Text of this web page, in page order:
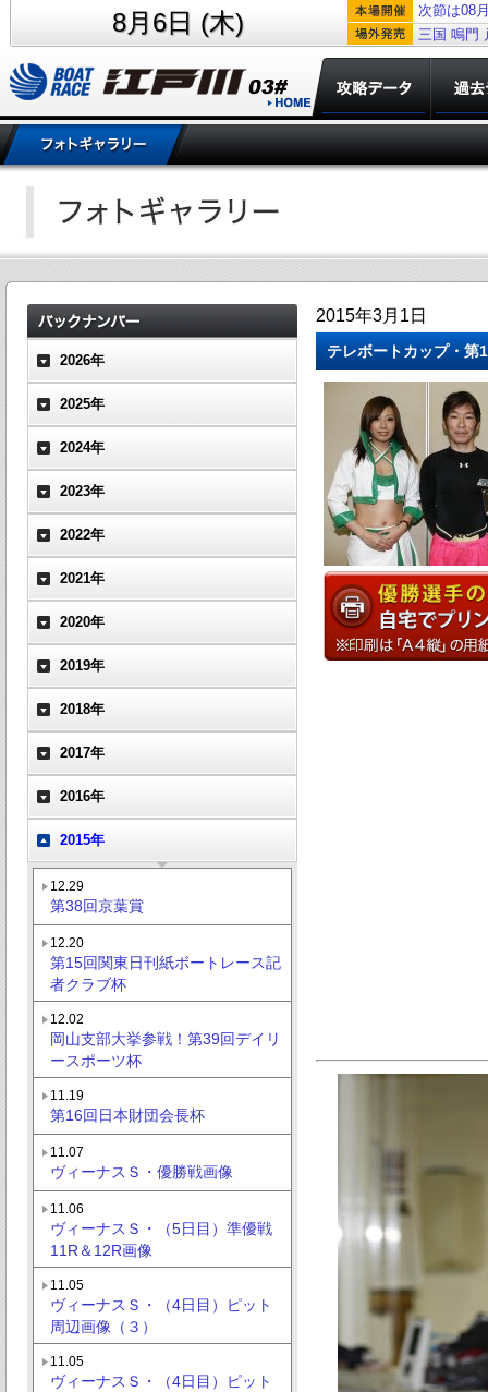
8月6日 (木)
次節は08
三国 鳴門
2026年
2025年
2024年
2023年
2022年
2021年
2020年
2019年
2018年
2017年
2016年
2015年
12.29
第38回京葉賞
12.20
第15回関東日刊紙ボートレース記
者クラブ杯
12.02
岡山支部大挙参戦！第39回デイリ
ースポーツ杯
11.19
第16回日本財団会長杯
11.07
ヴィーナスＳ・優勝戦画像
11.06
ヴィーナスＳ・（5日目）準優戦
11R＆12R画像
11.05
ヴィーナスＳ・（4日目）ピット
周辺画像（３）
11.05
ヴィーナスＳ・（4日目）ピット
2015年3月1日
テレボートカップ・第